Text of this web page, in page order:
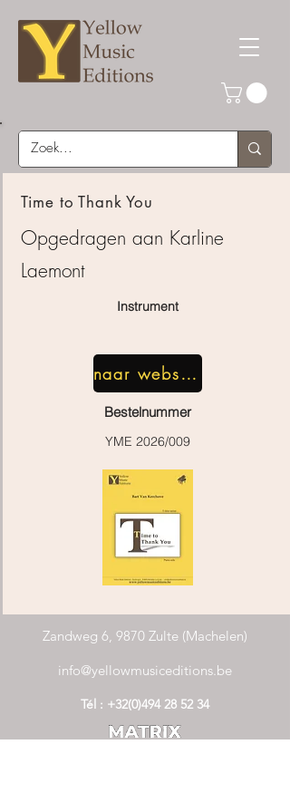
Time to Thank You
Opgedragen aan Karline
Laemont
Instrument
naar webshop
Bestelnummer
YME 2026/009
Zandweg 6, 9870 Zulte (Machelen)
info@yellowmusiceditions.be
Tél : +32(0)494 28 52 34